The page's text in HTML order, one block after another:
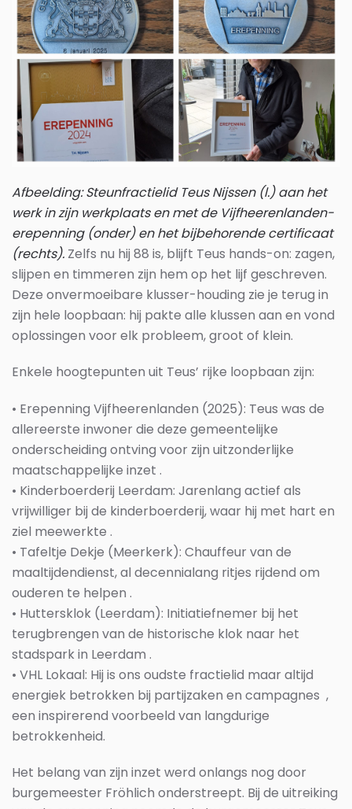
Afbeelding: Steunfractielid Teus Nijssen (l.) aan het
werk in zijn werkplaats en met de Vijfheerenlanden-
erepenning (onder) en het bijbehorende certificaat
(rechts). Zelfs nu hij 88 is, blijft Teus hands-on: zagen,
slijpen en timmeren zijn hem op het lijf geschreven.
Deze onvermoeibare klusser-houding zie je terug in
zijn hele loopbaan: hij pakte alle klussen aan en vond
oplossingen voor elk probleem, groot of klein.
Enkele hoogtepunten uit Teus’ rijke loopbaan zijn:
• Erepenning Vijfheerenlanden (2025): Teus was de
allereerste inwoner die deze gemeentelijke
onderscheiding ontving voor zijn uitzonderlijke
maatschappelijke inzet .
• Kinderboerderij Leerdam: Jarenlang actief als
vrijwilliger bij de kinderboerderij, waar hij met hart en
ziel meewerkte .
• Tafeltje Dekje (Meerkerk): Chauffeur van de
maaltijdendienst, al decennialang ritjes rijdend om
ouderen te helpen .
• Huttersklok (Leerdam): Initiatiefnemer bij het
terugbrengen van de historische klok naar het
stadspark in Leerdam .
• VHL Lokaal: Hij is ons oudste fractielid maar altijd
energiek betrokken bij partijzaken en campagnes ,
een inspirerend voorbeeld van langdurige
betrokkenheid.
Het belang van zijn inzet werd onlangs nog door
burgemeester Fröhlich onderstreept. Bij de uitreiking